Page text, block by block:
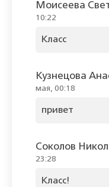
Моисеева
10:22
Класс
Кузнецова
мая, 00:18
привет
Соколов
23:28
Класс!